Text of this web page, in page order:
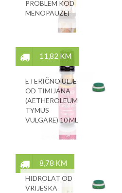
PROBLEM KOD
MENOPAUZE)
11,82 KM
ETERIČNO ULJE
OD TIMIJANA
(AETHEROLEUM
TYMUS
VULGARE) 10 ML
8,78 KM
HIDROLAT OD
VRIJESKA